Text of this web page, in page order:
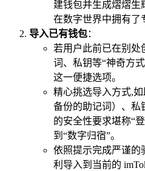
建钱包并生成熠熠生
在数字世界中拥有了
导入已有钱包：
若用户此前已在别处
词、私钥等“神奇方
这一便捷选项。
精心挑选导入方式,
备份的助记词）、私
的安全性要求堪称“
到“数字归宿”。
依照提示完成严谨的
利导入到当前的